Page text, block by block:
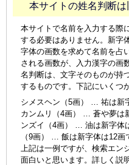
本サイトの姓名判断
本サイトで名前を入力する際
する必要はありません。新字
字体の画数を求めて名前を占
される画数が、入力漢字の画
名判断は、文字そのものが持
するものです。下記にいくつ
シメスヘン（5画） … 祐は新
カンムリ（4画） … 蒼や夢は
ンズイ（4画） … 油は新字体
（9画） … 飯は新字体は12画
上記は一例ですが、検索エン
面白いと思います。詳しく説